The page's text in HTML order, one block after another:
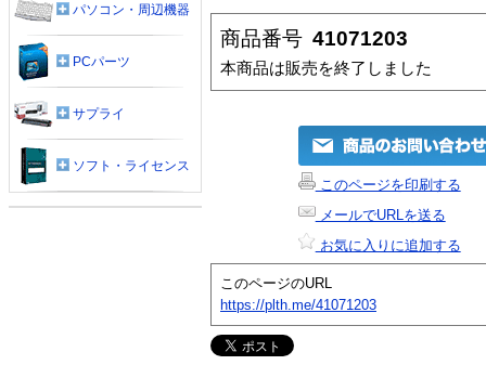
商品番号 41071203
本商品は販売を終了しました
このページを印刷する
メールでURLを送る
お気に入りに追加する
このページのURL
https://plth.me/41071203
パソコン・周辺機器
PCパーツ
サプライ
ソフト・ライセンス